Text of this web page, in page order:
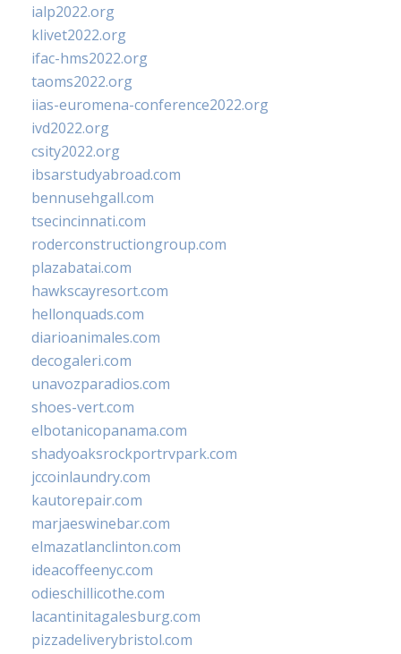
ialp2022.org
klivet2022.org
ifac-hms2022.org
taoms2022.org
iias-euromena-conference2022.org
ivd2022.org
csity2022.org
ibsarstudyabroad.com
bennusehgall.com
tsecincinnati.com
roderconstructiongroup.com
plazabatai.com
hawkscayresort.com
hellonquads.com
diarioanimales.com
decogaleri.com
unavozparadios.com
shoes-vert.com
elbotanicopanama.com
shadyoaksrockportrvpark.com
jccoinlaundry.com
kautorepair.com
marjaeswinebar.com
elmazatlanclinton.com
ideacoffeenyc.com
odieschillicothe.com
lacantinitagalesburg.com
pizzadeliverybristol.com